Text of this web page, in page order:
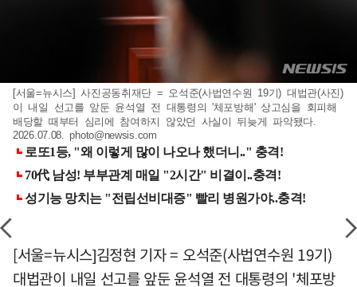
[서울=뉴시스] 사진공동취재단 = 오석준(사법연수원 19기) 대법관(사진)
이 내일 선고를 앞둔 윤석열 전 대통령의 '체포방해' 상고심을 회피해
배당할 때부터 심리에 참여하지 않았던 사실이 뒤늦게 파악됐다.
2026.07.08.photo@newsis.com
[서울=뉴시스]김정현 기자 = 오석준(사법연수원 19기)
대법관이 내일 선고를 앞둔 윤석열 전 대통령의 '체포방